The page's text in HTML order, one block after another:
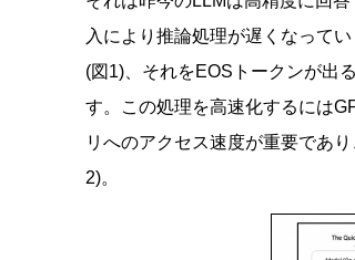
入により推論処理が遅くなって
(図1)、それをEOSトークンが出
す。この処理を高速化するには
リへのアクセス速度が重要であ
2)。